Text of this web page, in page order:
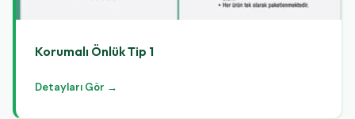
Korumalı Önlük Tip 1
Detayları Gör →